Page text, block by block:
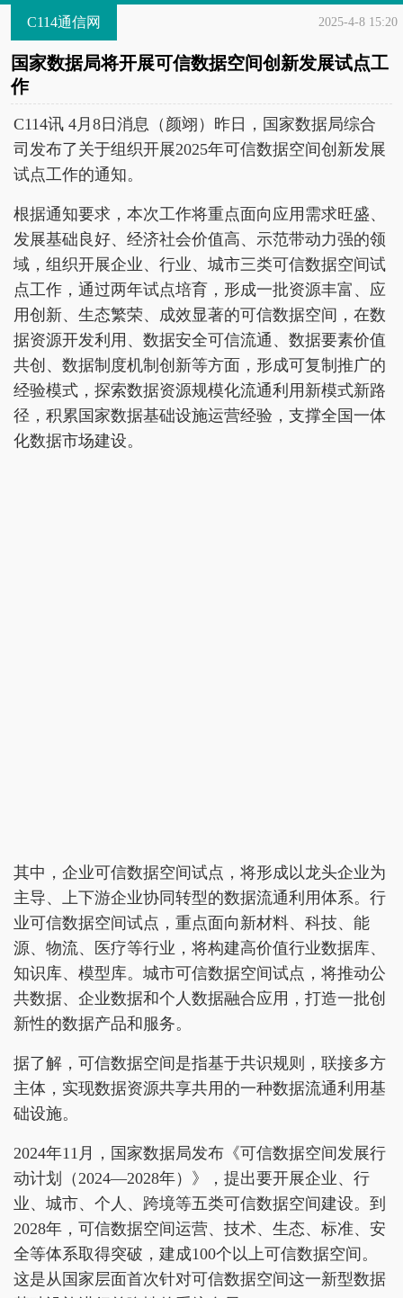
C114通信网 2025-4-8 15:20
国家数据局将开展可信数据空间创新发展试点工
作
C114讯 4月8日消息（颜翊）昨日，国家数据局综合
司发布了关于组织开展2025年可信数据空间创新发展
试点工作的通知。
根据通知要求，本次工作将重点面向应用需求旺盛、
发展基础良好、经济社会价值高、示范带动力强的领
域，组织开展企业、行业、城市三类可信数据空间试
点工作，通过两年试点培育，形成一批资源丰富、应
用创新、生态繁荣、成效显著的可信数据空间，在数
据资源开发利用、数据安全可信流通、数据要素价值
共创、数据制度机制创新等方面，形成可复制推广的
经验模式，探索数据资源规模化流通利用新模式新路
径，积累国家数据基础设施运营经验，支撑全国一体
化数据市场建设。
其中，企业可信数据空间试点，将形成以龙头企业为
主导、上下游企业协同转型的数据流通利用体系。行
业可信数据空间试点，重点面向新材料、科技、能
源、物流、医疗等行业，将构建高价值行业数据库、
知识库、模型库。城市可信数据空间试点，将推动公
共数据、企业数据和个人数据融合应用，打造一批创
新性的数据产品和服务。
据了解，可信数据空间是指基于共识规则，联接多方
主体，实现数据资源共享共用的一种数据流通利用基
础设施。
2024年11月，国家数据局发布《可信数据空间发展行
动计划（2024—2028年）》，提出要开展企业、行
业、城市、个人、跨境等五类可信数据空间建设。到
2028年，可信数据空间运营、技术、生态、标准、安
全等体系取得突破，建成100个以上可信数据空间。
这是从国家层面首次针对可信数据空间这一新型数据